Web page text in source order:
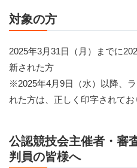
対象の方
2025年3月31日（月）までに
新された方
※2025年4月9日（水）以降、
れた方は、正しく印字されてお
公認競技会主催者・審
判員の皆様へ